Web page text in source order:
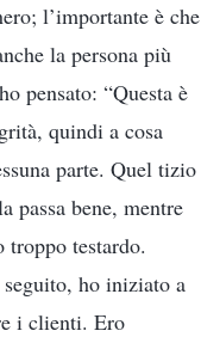
l’importante è che
la persona più
pensato: “Questa è
quindi a cosa
parte. Quel tizio
passa bene, mentre
troppo testardo.
ho iniziato a
i clienti. Ero